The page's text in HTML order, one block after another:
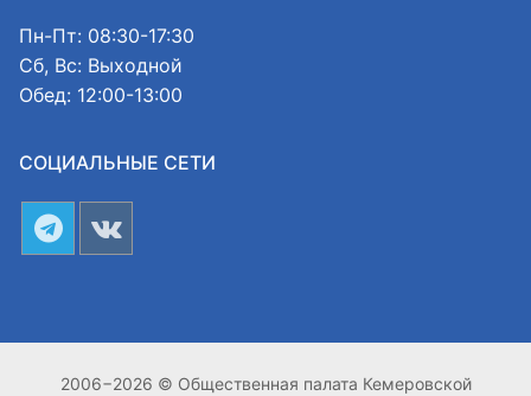
Пн-Пт: 08:30-17:30
Сб, Вс: Выходной
Обед: 12:00-13:00
СОЦИАЛЬНЫЕ СЕТИ
2006−2026 © Общественная палата Кемеровской